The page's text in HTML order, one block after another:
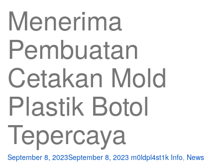
Menerima
Pembuatan
Cetakan Mold
Plastik Botol
Tepercaya
September 8, 2023September 8, 2023 m0ldpl4st1k Info, News